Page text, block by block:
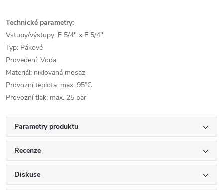
Technické parametry:
Vstupy/výstupy: F 5/4" x F 5/4"
Typ: Pákové
Provedení: Voda
Materiál: niklovaná mosaz
Provozní teplota: max. 95°C
Provozní tlak: max. 25 bar
Parametry produktu
Recenze
Diskuse